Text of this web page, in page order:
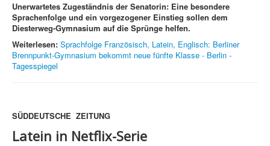
Unerwartetes Zugeständnis der Senatorin: Eine besondere
Sprachenfolge und ein vorgezogener Einstieg sollen dem
Diesterweg-Gymnasium auf die Sprünge helfen.
Weiterlesen: Sprachfolge Französisch, Latein, Englisch: Berliner
Brennpunkt-Gymnasium bekommt neue fünfte Klasse - Berlin -
Tagesspiegel
SÜDDEUTSCHE ZEITUNG
Latein in Netflix-Serie